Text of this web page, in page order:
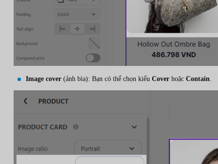
Image cover (ảnh bìa): Bạn có thể chọn kiểu Cover hoặc Contain.